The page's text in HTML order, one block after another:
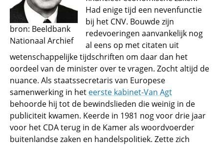
bron: Beeldbank
Nationaal Archief
Had enige tijd een nevenfunctie
bij het CNV. Bouwde zijn
redevoeringen aanvankelijk nog
al eens op met citaten uit
wetenschappelijke tijdschriften om daar dan het
oordeel van de minister over te vragen. Zocht altijd de
nuance. Als staatssecretaris van Europese
samenwerking in het eerste kabinet-Van Agt
behoorde hij tot de bewindslieden die weinig in de
publiciteit kwamen. Keerde in 1981 nog voor drie jaar
voor het CDA terug in de Kamer als woordvoerder
buitenlandse zaken en handelspolitiek. Zette zich